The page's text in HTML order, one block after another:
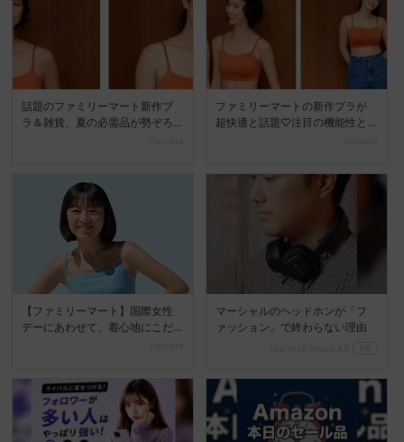
話題のファミリーマート新作ブ
ラ＆雑貨、夏の必需品が勢ぞろ
ファミリーマートの新作ブラが
超快適と話題♡注目の機能性と
【ファミリーマート】国際女性
デーにあわせて、着心地にこだ
マーシャルのヘッドホンが「フ
ァッション」で終わらない理由